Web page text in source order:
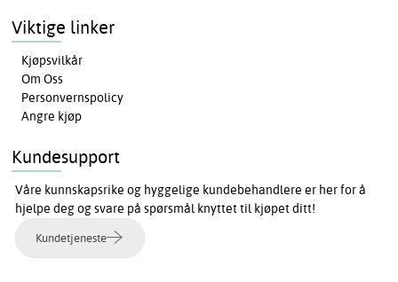
Viktige linker
Kjøpsvilkår
Om Oss
Personvernspolicy
Angre kjøp
Kundesupport
Våre kunnskapsrike og hyggelige kundebehandlere er her for å
hjelpe deg og svare på spørsmål knyttet til kjøpet ditt!
Kundetjeneste